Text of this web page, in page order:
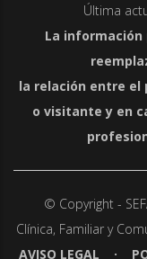
Última
La información
la relación entre el
o visitante y en
© Copyright -
Clínica, Familiar y
AVISO LEGAL
·